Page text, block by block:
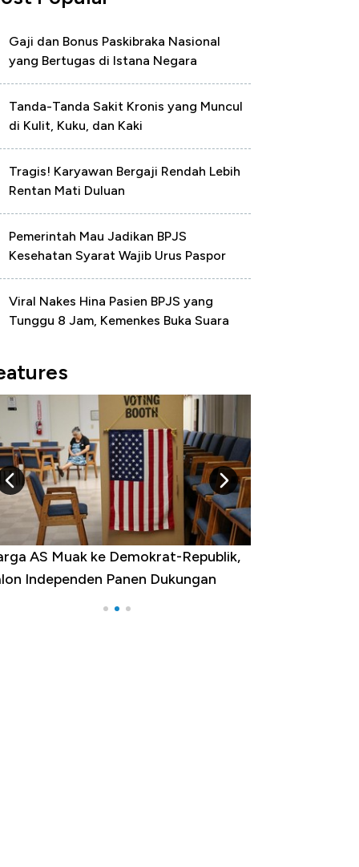
Gaji dan Bonus Paskibraka Nasional
yang Bertugas di Istana Negara
Tanda-Tanda Sakit Kronis yang Muncul
di Kulit, Kuku, dan Kaki
Tragis! Karyawan Bergaji Rendah Lebih
Rentan Mati Duluan
Pemerintah Mau Jadikan BPJS
Kesehatan Syarat Wajib Urus Paspor
Viral Nakes Hina Pasien BPJS yang
Tunggu 8 Jam, Kemenkes Buka Suara
Perlu Bom Nuklir, Iran Punya Senjata
Bikin Dunia Ketar-Ketir